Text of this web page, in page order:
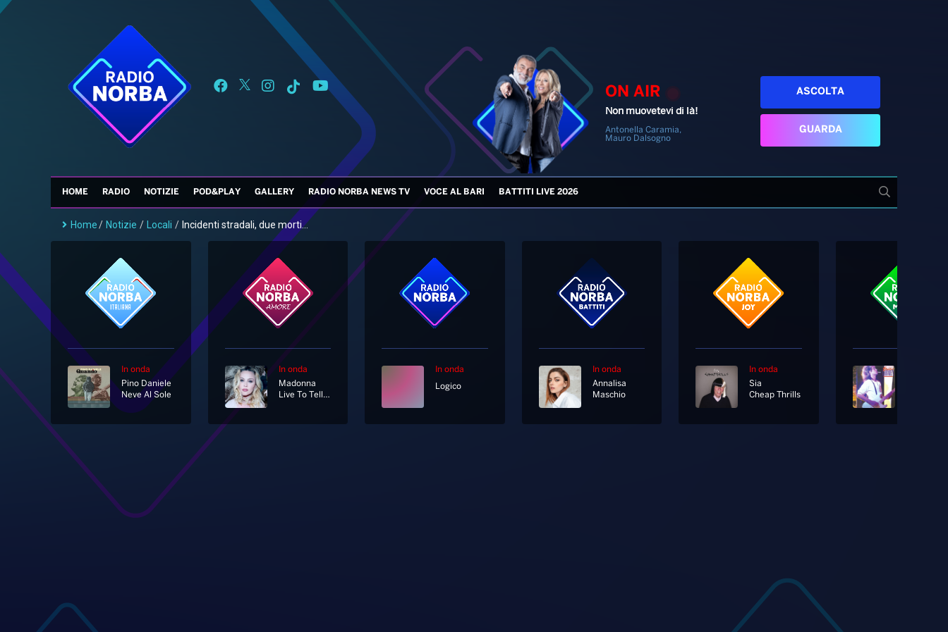
ON AIR
Non muovetevi di là!
Antonella Caramia,
Mauro Dalsogno
ASCOLTA
GUARDA
HOME RADIO NOTIZIE POD&PLAY GALLERY RADIO NORBA NEWS TV VOCE AL BARI BATTITI LIVE 2026
Home/ Notizie / Locali / Incidenti stradali, due morti...
In onda
Pino Daniele
Neve Al Sole
In onda
Madonna
Live To Tell [Single Edit]
In onda
Logico
In onda
Annalisa
Maschio
In onda
Sia
Cheap Thrills